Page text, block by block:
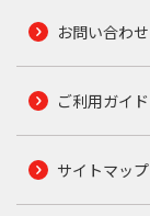
お問い合わせ
ご利用ガイド
サイトマップ